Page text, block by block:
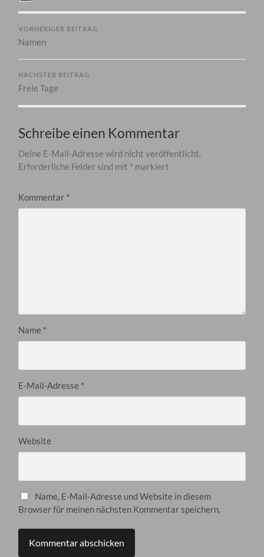
VORHERIGER BEITRAG
Namen
NÄCHSTER BEITRAG
Freie Tage
Schreibe einen Kommentar
Deine E-Mail-Adresse wird nicht veröffentlicht.
Erforderliche Felder sind mit * markiert
Kommentar *
Name *
E-Mail-Adresse *
Website
Name, E-Mail-Adresse und Website in diesem
Browser für meinen nächsten Kommentar speichern.